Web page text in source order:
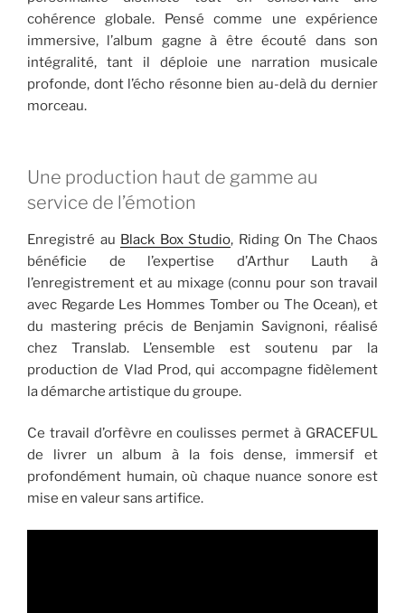
cohérence globale. Pensé comme une expérience
immersive, l’album gagne à être écouté dans son
intégralité, tant il déploie une narration musicale
profonde, dont l’écho résonne bien au-delà du dernier
morceau.
Une production haut de gamme au
service de l’émotion
Enregistré au Black Box Studio, Riding On The Chaos
bénéficie de l’expertise d’Arthur Lauth à
l’enregistrement et au mixage (connu pour son travail
avec Regarde Les Hommes Tomber ou The Ocean), et
du mastering précis de Benjamin Savignoni, réalisé
chez Translab. L’ensemble est soutenu par la
production de Vlad Prod, qui accompagne fidèlement
la démarche artistique du groupe.
Ce travail d’orfèvre en coulisses permet à GRACEFUL
de livrer un album à la fois dense, immersif et
profondément humain, où chaque nuance sonore est
mise en valeur sans artifice.